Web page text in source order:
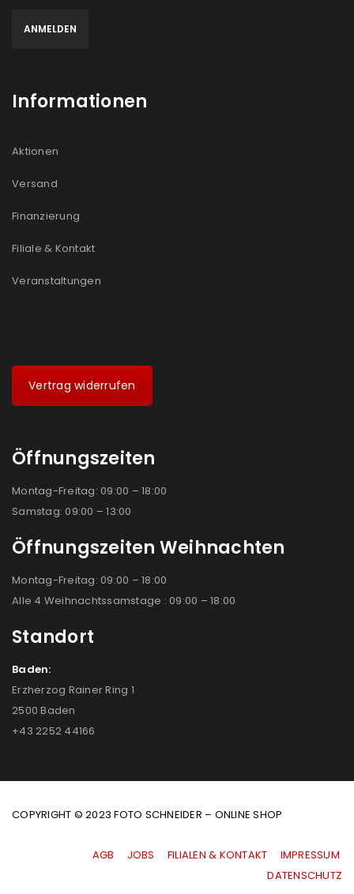
NEWSLETTER ABONNIEREN
Informationen
Aktionen
Versand
Finanzierung
Filiale & Kontakt
Veranstaltungen
Vertrag widerrufen
Öffnungszeiten
Montag-Freitag: 09:00 – 18:00
Samstag: 09:00 – 13:00
Öffnungszeiten Weihnachten
Montag-Freitag: 09:00 – 18:00
Alle 4 Weihnachtssamstage : 09:00 – 18:00
Standort
Baden:
Erzherzog Rainer Ring 1
2500 Baden
+43 2252 44166
COPYRIGHT © 2023 FOTO SCHNEIDER – ONLINE SHOP
AGB JOBS FILIALEN & KONTAKT
IMPRESSUM
|DATENSCHUTZ